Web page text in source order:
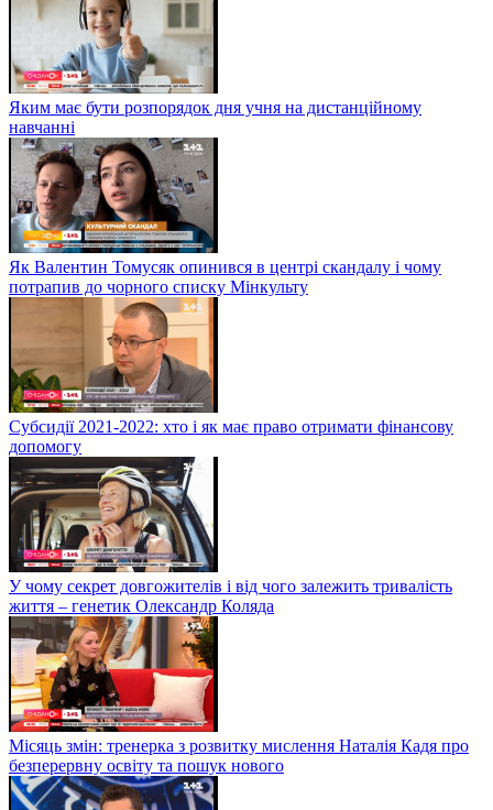
Яким має бути розпорядок дня учня на дистанційному
навчанні
Як Валентин Томусяк опинився в центрі скандалу і чому
потрапив до чорного списку Мінкульту
Субсидії 2021-2022: хто і як має право отримати фінансову
допомогу
У чому секрет довгожителів і від чого залежить тривалість
життя – генетик Олександр Коляда
Місяць змін: тренерка з розвитку мислення Наталія Кадя про
безперервну освіту та пошук нового